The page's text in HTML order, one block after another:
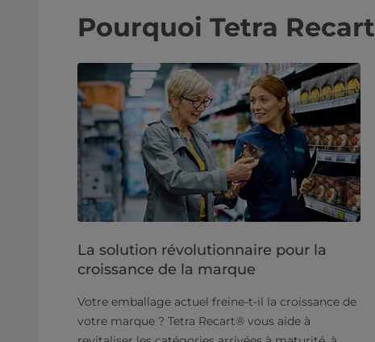
Pourquoi Tetra Recart
La solution révolutionnaire pour la
croissance de la marque
Votre emballage actuel freine-t-il la croissance de
votre marque ? Tetra Recart® vous aide à